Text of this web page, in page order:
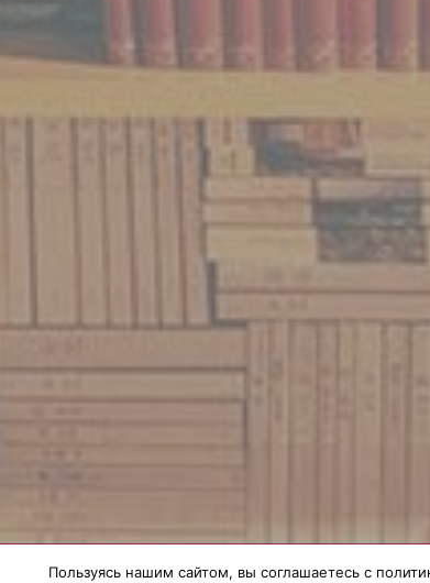
Пользуясь нашим сайтом, вы соглашаетесь с